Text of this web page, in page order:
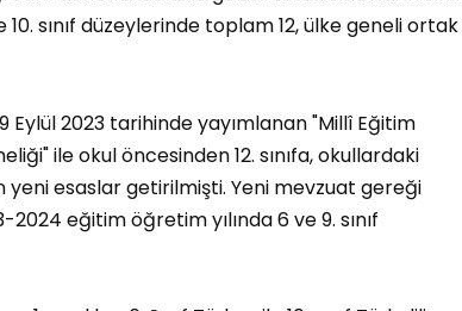
10. sınıf düzeylerinde toplam 12, ülke geneli ortak
Eylül 2023 tarihinde yayımlanan "Millî Eğitim
ile okul öncesinden 12. sınıfa, okullardaki
esaslar getirilmişti. Yeni mevzuat gereği
eğitim öğretim yılında 6 ve 9. sınıf